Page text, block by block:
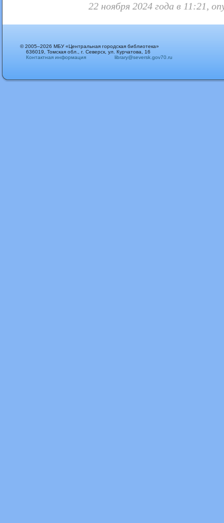
22 ноября 2024 года в 11:21,
© 2005–2026 МБУ «Центральная городская библиотека»
636019, Томская обл., г. Северск, ул. Курчатова, 16
Контактная информация
library@seversk.gov70.ru